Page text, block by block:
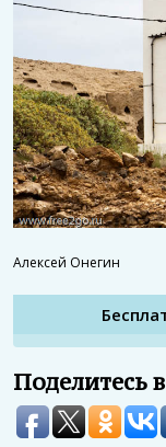
Алексей Онегин
Поделитесь